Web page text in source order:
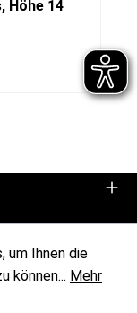
Höhe 14
um Ihnen die
können... Mehr